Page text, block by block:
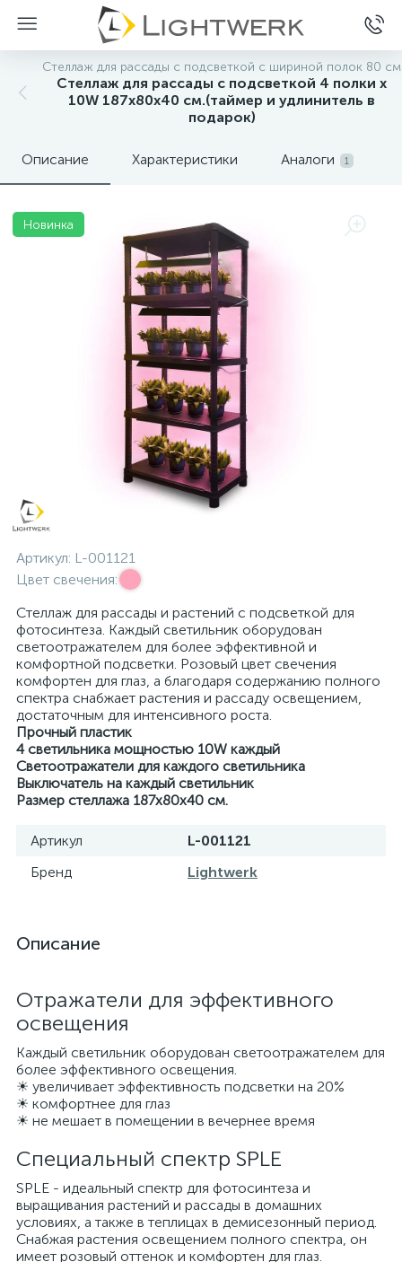
Стеллаж для рассады с подсветкой с шириной полок 80 см
Стеллаж для рассады с подсветкой 4 полки х
10W 187х80х40 см.(таймер и удлинитель в
подарок)
Описание Характеристики Аналоги 1
Новинка
Артикул: L-001121
Цвет свечения:
Стеллаж для рассады и растений с подсветкой для
фотосинтеза. Каждый светильник оборудован
светоотражателем для более эффективной и
комфортной подсветки. Розовый цвет свечения
комфортен для глаз, а благодаря содержанию полного
спектра снабжает растения и рассаду освещением,
достаточным для интенсивного роста.
Прочный пластик
4 светильника мощностью 10W каждый
Светоотражатели для каждого светильника
Выключатель на каждый светильник
Размер стеллажа 187х80х40 см.
Артикул
L-001121
Бренд
Lightwerk
Описание
Отражатели для эффективного
освещения
Каждый светильник оборудован светоотражателем для
более эффективного освещения.
☀ увеличивает эффективность подсветки на 20%
☀ комфортнее для глаз
☀ не мешает в помещении в вечернее время
Специальный спектр SPLE
SPLE - идеальный спектр для фотосинтеза и
выращивания растений и рассады в домашних
условиях, а также в теплицах в демисезонный период.
Снабжая растения освещением полного спектра, он
имеет розовый оттенок и комфортен для глаз.